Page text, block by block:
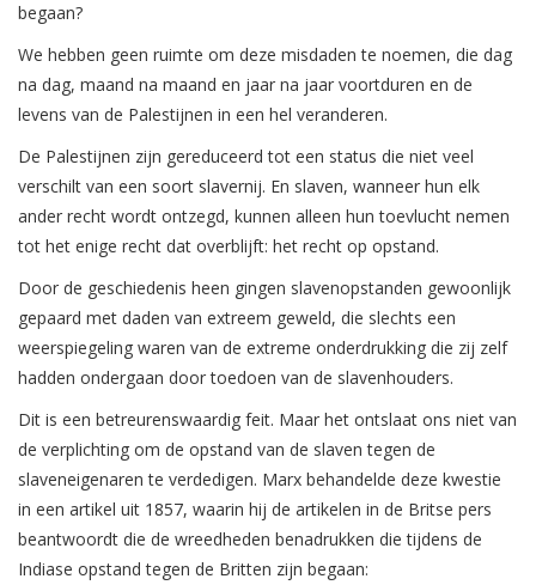
begaan?
We hebben geen ruimte om deze misdaden te noemen, die dag
na dag, maand na maand en jaar na jaar voortduren en de
levens van de Palestijnen in een hel veranderen.
De Palestijnen zijn gereduceerd tot een status die niet veel
verschilt van een soort slavernij. En slaven, wanneer hun elk
ander recht wordt ontzegd, kunnen alleen hun toevlucht nemen
tot het enige recht dat overblijft: het recht op opstand.
Door de geschiedenis heen gingen slavenopstanden gewoonlijk
gepaard met daden van extreem geweld, die slechts een
weerspiegeling waren van de extreme onderdrukking die zij zelf
hadden ondergaan door toedoen van de slavenhouders.
Dit is een betreurenswaardig feit. Maar het ontslaat ons niet van
de verplichting om de opstand van de slaven tegen de
slaveneigenaren te verdedigen. Marx behandelde deze kwestie
in een artikel uit 1857, waarin hij de artikelen in de Britse pers
beantwoordt die de wreedheden benadrukken die tijdens de
Indiase opstand tegen de Britten zijn begaan: